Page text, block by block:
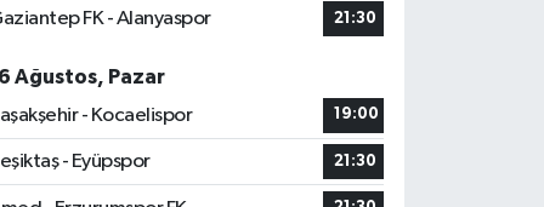
FK - Alanyaspor 21:30
Ağustos, Pazar
- Kocaelispor
19:00
- Eyüpspor 21:30